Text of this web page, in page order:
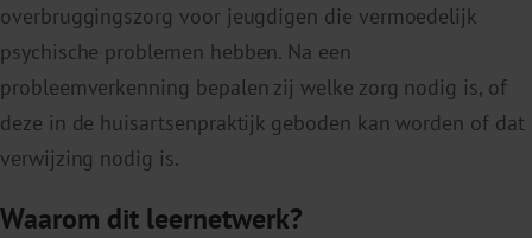
overbruggingszorg voor jeugdigen die vermoedelijk
psychische problemen hebben. Na een
probleemverkenning bepalen zij welke zorg nodig is, of
deze in de huisartsenpraktijk geboden kan worden of dat
verwijzing nodig is.
Waarom dit leernetwerk?